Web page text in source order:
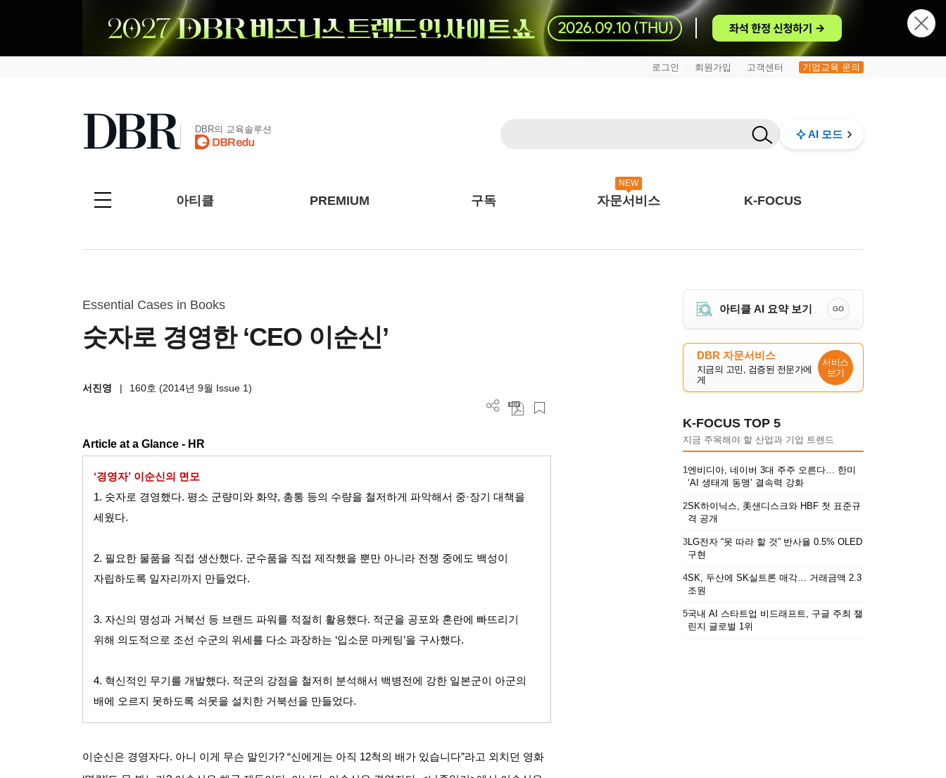
로그인 회원가입 고객센터 기업교육 문의
DBR의 교육솔루션 AI 모드
아티클 PREMIUM 구독
NEW
자문서비스 K-FOCUS
Essential Cases in Books
숫자로 경영한 ‘CEO 이순신’
서진영 | 160호 (2014년 9월 Issue 1)
Article at a Glance - HR
‘경영자’ 이순신의 면모
1. 숫자로 경영했다. 평소 군량미와 화약, 총통 등의 수량을 철저하게 파악해서 중·장기 대책을
세웠다.
2. 필요한 물품을 직접 생산했다. 군수품을 직접 제작했을 뿐만 아니라 전쟁 중에도 백성이
자립하도록 일자리까지 만들었다.
3. 자신의 명성과 거북선 등 브랜드 파워를 적절히 활용했다. 적군을 공포와 혼란에 빠뜨리기
위해 의도적으로 조선 수군의 위세를 다소 과장하는 ‘입소문 마케팅’을 구사했다.
4. 혁신적인 무기를 개발했다. 적군의 강점을 철저히 분석해서 백병전에 강한 일본군이 아군의
배에 오르지 못하도록 쇠못을 설치한 거북선을 만들었다.
이순신은 경영자다. 아니 이게 무슨 말인가? “신에게는 아직 12척의 배가 있습니다”라고 외치던 영화
아티클 AI 요약 보기 GO
DBR 자문서비스
지금의 고민, 검증된 전문가에
게
서비스
보기
K-FOCUS TOP 5
지금 주목해야 할 산업과 기업 트렌드
1엔비디아, 네이버 3대 주주 오른다… 한미
‘AI 생태계 동맹’ 결속력 강화
2SK하이닉스, 美샌디스크와 HBF 첫 표준규
격 공개
3LG전자 “못 따라 할 것” 반사율 0.5% OLED
구현
4SK, 두산에 SK실트론 매각… 거래금액 2.3
조원
5국내 AI 스타트업 비드래프트, 구글 주최 챌
린지 글로벌 1위